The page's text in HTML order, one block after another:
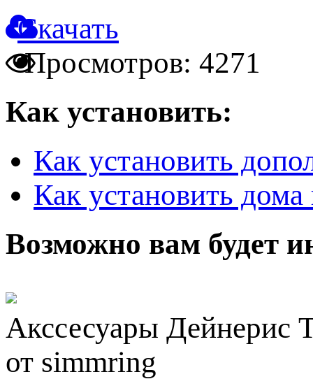
Скачать
Просмотров: 4271
Как установить:
Как установить
Как установить
Возможно вам будет
Акссесуары Дейнерис
от simmring